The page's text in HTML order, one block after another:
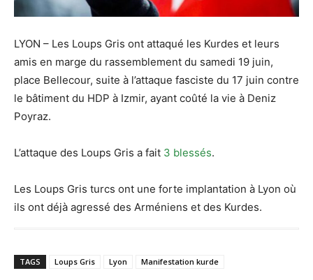
LYON – Les Loups Gris ont attaqué les Kurdes et leurs
amis en marge du rassemblement du samedi 19 juin,
place Bellecour, suite à l’attaque fasciste du 17 juin contre
le bâtiment du HDP à Izmir, ayant coûté la vie à Deniz
Poyraz.
L’attaque des Loups Gris a fait 3 blessés.
Les Loups Gris turcs ont une forte implantation à Lyon où
ils ont déjà agressé des Arméniens et des Kurdes.
TAGS Loups Gris Lyon Manifestation kurde